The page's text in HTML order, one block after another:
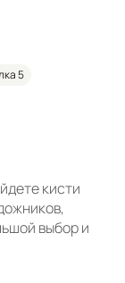
5
кисти
выбор и